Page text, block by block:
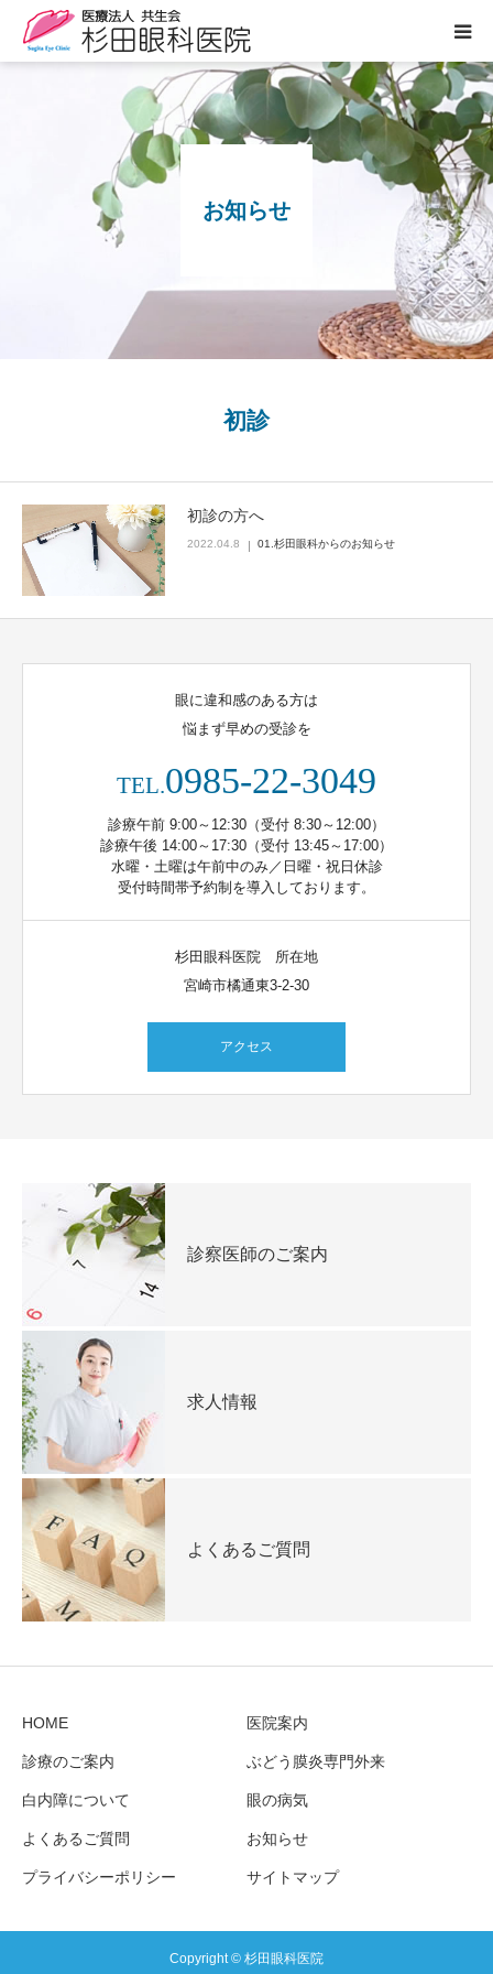
お知らせ
初診
初診の方へ
2022.04.8 01.杉田眼科からのお知らせ
眼に違和感のある方は
悩まず早めの受診を
TEL.0985-22-3049
診療午前 9:00～12:30（受付 8:30～12:00）
診療午後 14:00～17:30（受付 13:45～17:00）
水曜・土曜は午前中のみ／日曜・祝日休診
受付時間帯予約制を導入しております。
杉田眼科医院 所在地
宮崎市橘通東3-2-30
アクセス
診察医師のご案内
求人情報
よくあるご質問
HOME 医院案内
診療のご案内 ぶどう膜炎専門外来
白内障について 眼の病気
よくあるご質問 お知らせ
プライバシーポリシー サイトマップ
Copyright © 杉田眼科医院
医院案内
診療のご案内
ぶどう膜炎専門外来
眼の病気